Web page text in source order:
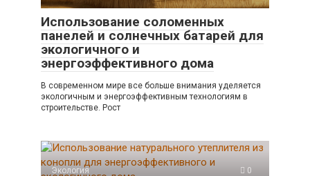
Использование соломенных
панелей и солнечных батарей для
экологичного и
энергоэффективного дома
В современном мире все больше внимания уделяется
экологичным и энергоэффективным технологиям в
строительстве. Рост
Экология 0